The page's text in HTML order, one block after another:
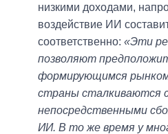
низкими доходами,
воздействие ИИ
соответственно: «Эти
позволяют
формирующимся
страны сталкиваются
непосредственными
ИИ. В то же время у